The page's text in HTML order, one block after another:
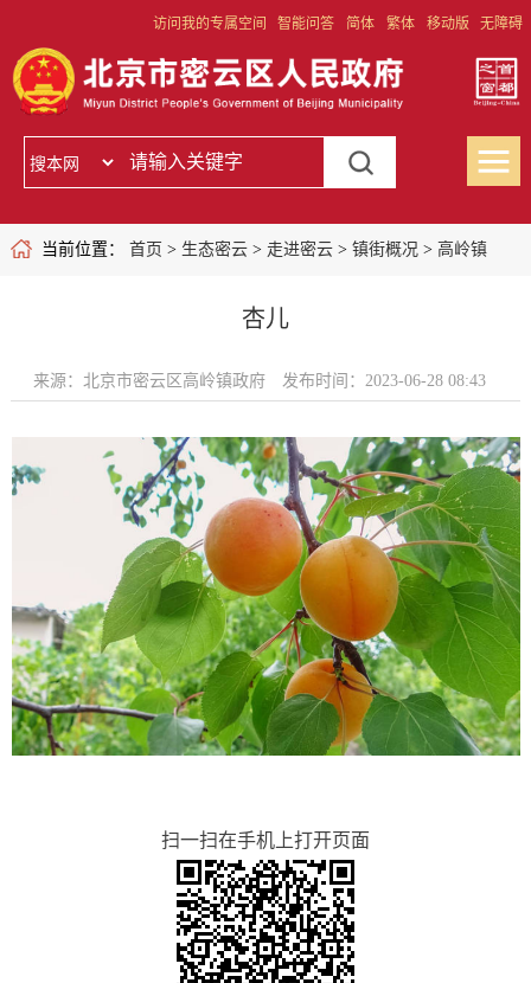
访问我的专属空间 智能问答 简体 繁体 移动版 无障碍
当前位置： 首页 > 生态密云> 走进密云> 镇街概况 > 高岭镇
杏儿
来源：北京市密云区高岭镇政府 发布时间：2023-06-28 08:43
扫一扫在手机上打开页面